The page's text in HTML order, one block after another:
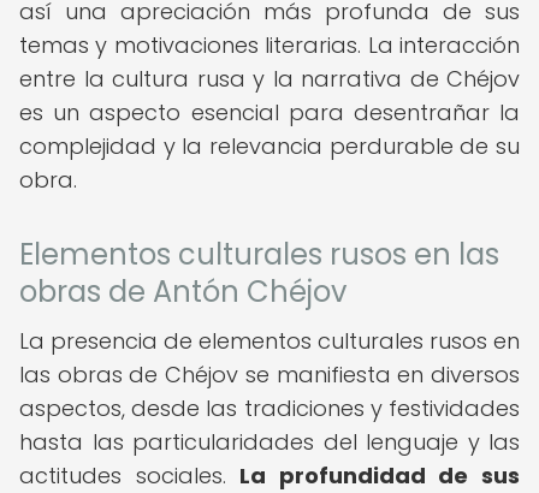
así una apreciación más profunda de sus
temas y motivaciones literarias. La interacción
entre la cultura rusa y la narrativa de Chéjov
es un aspecto esencial para desentrañar la
complejidad y la relevancia perdurable de su
obra.
Elementos culturales rusos en las
obras de Antón Chéjov
La presencia de elementos culturales rusos en
las obras de Chéjov se manifiesta en diversos
aspectos, desde las tradiciones y festividades
hasta las particularidades del lenguaje y las
actitudes sociales. La profundidad de sus